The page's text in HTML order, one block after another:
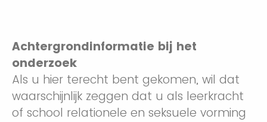
Achtergrondinformatie bij het
onderzoek
Als u hier terecht bent gekomen, wil dat
waarschijnlijk zeggen dat u als leerkracht
of school relationele en seksuele vorming